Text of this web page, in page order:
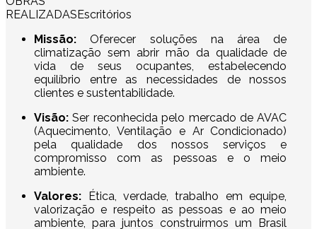
REALIZADASEscritórios
Missão:Oferecer soluções na área de
climatização sem abrir mão da qualidade de
vida de seus ocupantes, estabelecendo
equilíbrio entre as necessidades de nossos
clientes e sustentabilidade.
Visão:Ser reconhecida pelo mercado de AVAC
(Aquecimento, Ventilação e Ar Condicionado)
pela qualidade dos nossos serviços e
compromisso com as pessoas e o meio
ambiente.
Valores: Ética, verdade, trabalho em equipe,
valorização e respeito as pessoas e ao meio
ambiente, para juntos construirmos um Brasil